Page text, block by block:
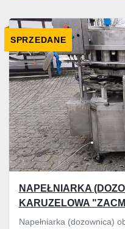
Wszystkie kategorie
SPRZEDANE
NAPEŁNIARKA
KARUZELOWA
Napełniarka (dozownica)